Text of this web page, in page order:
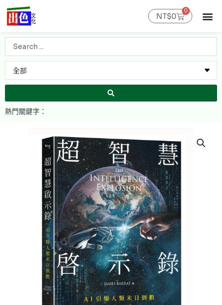
要
容
NT$0
0
購
物
Search